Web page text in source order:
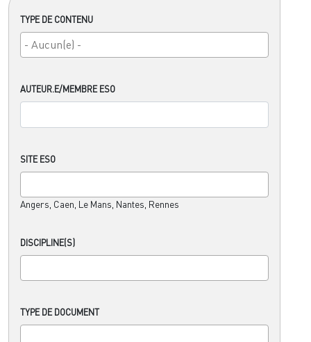
TYPE DE CONTENU
AUTEUR.E/MEMBRE ESO
SITE ESO
Angers, Caen, Le Mans, Nantes, Rennes
DISCIPLINE(S)
TYPE DE DOCUMENT